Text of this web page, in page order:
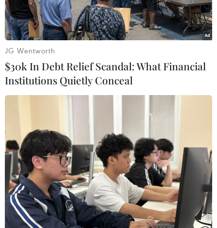
VIB đã kiến tạo một hành trình đáng nhớ với cột mốc 1 triệu thẻ
vào tháng 8/2025. (Ảnh: Vietnam+)
Khi bắt đầu chuyển đổi mảng thẻ tín dụng,
Ngân hàng Quốc Tế (VIB) đã đặt ra một tầm
nhìn táo bạo: "Dẫn đầu xu thế thẻ" tại Việt Nam.
Đó không chỉ là một mục tiêu, mà còn là một
chiến lược cốt lõi, cam kết mang trải nghiệm
JG Wentworth
$30k In Debt Relief Scandal: What Financial
Institutions Quietly Conceal